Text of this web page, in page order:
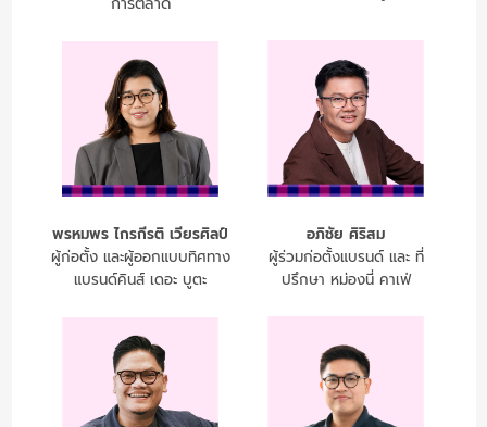
พรหมพร ไกรกีรติ เวียรศิลป์
ผู้ก่อตั้ง และผู้ออกแบบทิศทาง
แบรนด์คินส์ เดอะ บูตะ
อภิชัย ศิริสม
ผู้ร่วมก่อตั้งแบรนด์ และ ที่
ปรึกษา หม่องนี่ คาเฟ่